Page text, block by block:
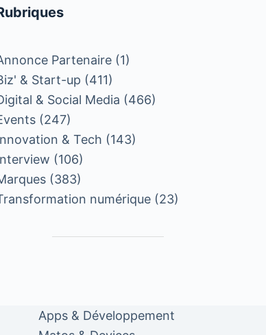
Partenaire (1)
& Start-up (411)
& Social Media (466)
(247)
& Tech (143)
(106)
(383)
numérique (23)
Apps & Développement